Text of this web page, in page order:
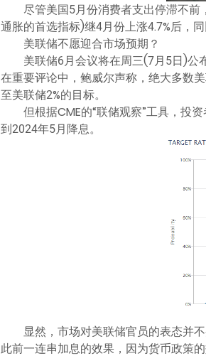
尽管美国5月份消费者支出停滞不
通胀的首选指标)继4月份上涨4.7%后，同
美联储不愿迎合市场预期？
美联储6月会议将在周三(7月5日)公
在重要评论中，鲍威尔声称，绝大多数
至美联储2%的目标。
但根据CME的“联储观察”工具，投
到2024年5月降息。
显然，市场对美联储官员的表态并
此前一连串加息的效果，因为货币政策的